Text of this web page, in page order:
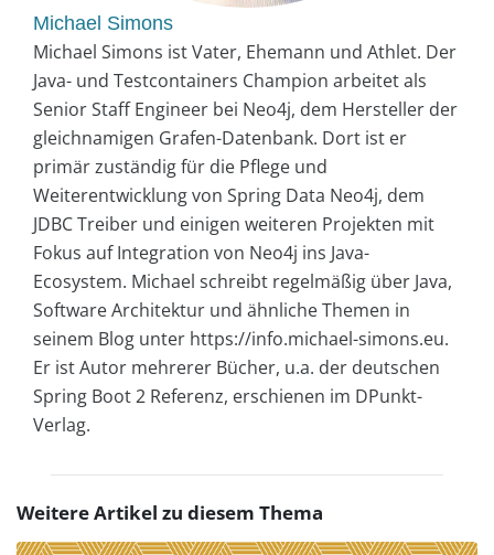
Michael Simons
Michael Simons ist Vater, Ehemann und Athlet. Der
Java- und Testcontainers Champion arbeitet als
Senior Staff Engineer bei Neo4j, dem Hersteller der
gleichnamigen Grafen-Datenbank. Dort ist er
primär zuständig für die Pflege und
Weiterentwicklung von Spring Data Neo4j, dem
JDBC Treiber und einigen weiteren Projekten mit
Fokus auf Integration von Neo4j ins Java-
Ecosystem. Michael schreibt regelmäßig über Java,
Software Architektur und ähnliche Themen in
seinem Blog unter https://info.michael-simons.eu.
Er ist Autor mehrerer Bücher, u.a. der deutschen
Spring Boot 2 Referenz, erschienen im DPunkt-
Verlag.
Weitere Artikel zu diesem Thema